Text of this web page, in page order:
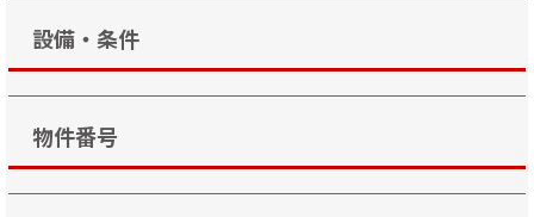
設備・条件
物件番号